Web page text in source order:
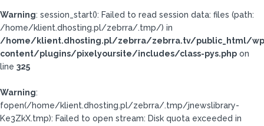
Warning: session_start(): Failed to read session data: files (path:
/home/klient.dhosting.pl/zebrra/.tmp/) in
/home/klient.dhosting.pl/zebrra/zebrra.tv/public_html/
content/plugins/pixelyoursite/includes/class-pys.php on
line 325
Warning:
fopen(/home/klient.dhosting.pl/zebrra/.tmp/jnewslibrary-
Ke3ZkX.tmp): Failed to open stream: Disk quota exceeded in